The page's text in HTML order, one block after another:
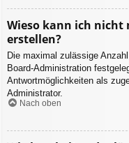
Wieso kann ich
erstellen?
Die maximal zulässige
Board-Administration
Antwortmöglichkeiten als
Administrator.
Nach oben